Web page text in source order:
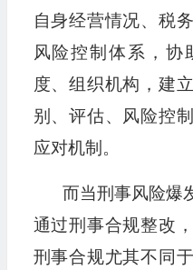
自身经营情况、税
风险控制体系，协
度、组织机构，建
别、评估、风险控
应对机制。
而当刑事风险爆
通过刑事合规整改
刑事合规尤其不同